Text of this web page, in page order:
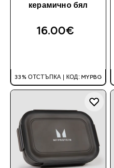
керамично бял
16.00€‎
33% ОТСТЪПКА | КОД: MYPBG